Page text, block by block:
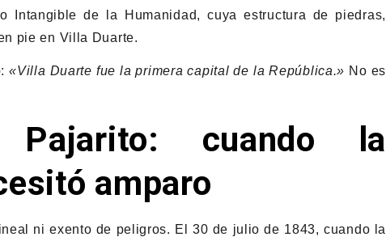
Intangible de la Humanidad, cuya estructura de piedras,
pie en Villa Duarte.
«Villa Duarte fue la primera capital de la República.» No es
cuando la
amparo
ni exento de peligros. El 30 de julio de 1843, cuando la